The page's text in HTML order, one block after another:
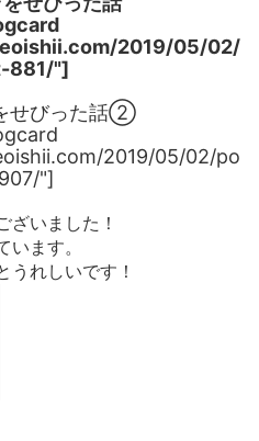
2019/05/02/
881/"]
せびった話②
2019/05/02/po
"]
ざいました！
ます。
うれしいです！